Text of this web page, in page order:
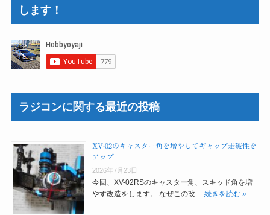
します！
ラジコンに関する最近の投稿
XV-02のキャスター角を増やしてギャップ走破性を
アップ
2026年7月23日
今回、XV-02RSのキャスター角、スキッド角を増
やす改造をします。 なぜこの改 … 続きを読む »